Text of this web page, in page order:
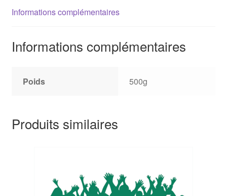
Informations complémentaires
Informations complémentaires
Poids 500g
Produits similaires